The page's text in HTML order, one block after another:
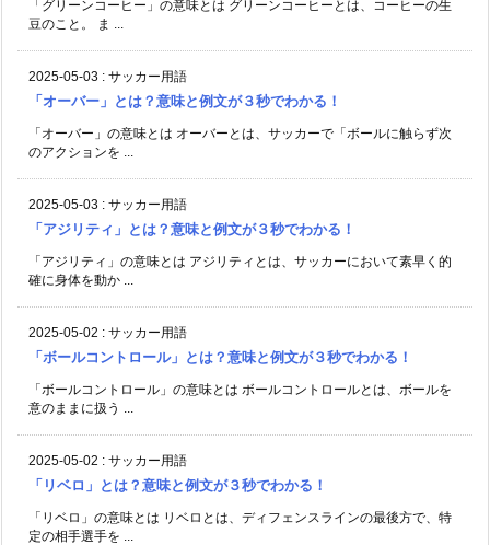
「グリーンコーヒー」の意味とは グリーンコーヒーとは、コーヒーの生
豆のこと。 ま ...
2025-05-03 : サッカー用語
「オーバー」とは？意味と例文が３秒でわかる！
「オーバー」の意味とは オーバーとは、サッカーで「ボールに触らず次
のアクションを ...
2025-05-03 : サッカー用語
「アジリティ」とは？意味と例文が３秒でわかる！
「アジリティ」の意味とは アジリティとは、サッカーにおいて素早く的
確に身体を動か ...
2025-05-02 : サッカー用語
「ボールコントロール」とは？意味と例文が３秒でわかる！
「ボールコントロール」の意味とは ボールコントロールとは、ボールを
意のままに扱う ...
2025-05-02 : サッカー用語
「リベロ」とは？意味と例文が３秒でわかる！
「リベロ」の意味とは リベロとは、ディフェンスラインの最後方で、特
定の相手選手を ...